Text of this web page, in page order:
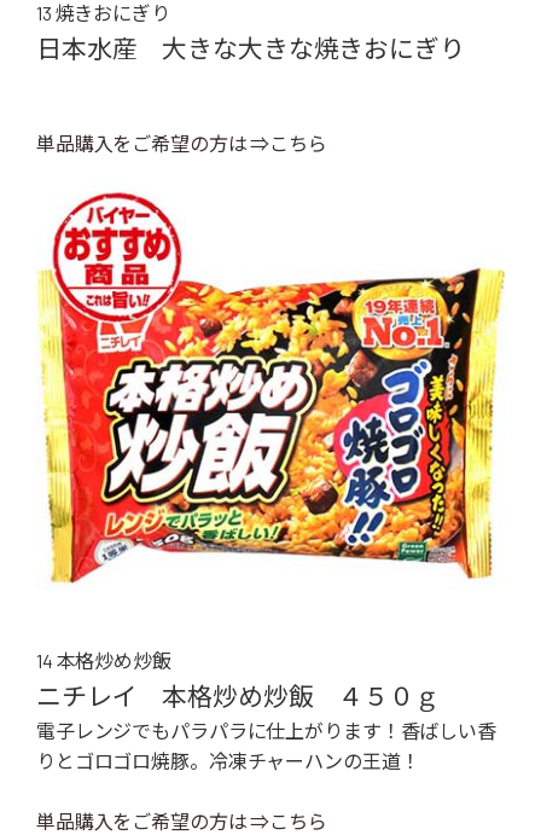
13 焼きおにぎり
日本水産 大きな大きな焼きおにぎり
単品購入をご希望の方は ⇒こちら
14 本格炒め炒飯
ニチレイ 本格炒め炒飯 ４５０ｇ
電子レンジでもパラパラに仕上がります！香ばしい香
りとゴロゴロ焼豚。冷凍チャーハンの王道！
単品購入をご希望の方は ⇒こちら